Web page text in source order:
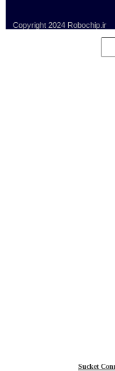
Copyright 2024 Robochip.ir